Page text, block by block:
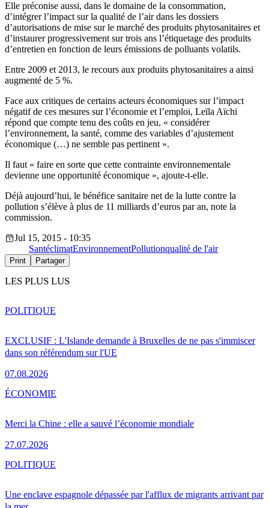
Elle préconise aussi, dans le domaine de la consommation,
d’intégrer l’impact sur la qualité de l’air dans les dossiers
d’autorisations de mise sur le marché des produits phytosanitaires et
d’instaurer progressivement sur trois ans l’étiquetage des produits
d’entretien en fonction de leurs émissions de polluants volatils.
Entre 2009 et 2013, le recours aux produits phytosanitaires a ainsi
augmenté de 5 %.
Face aux critiques de certains acteurs économiques sur l’impact
négatif de ces mesures sur l’économie et l’emploi, Leïla Aïchi
répond que compte tenu des coûts en jeu, « considérer
l’environnement, la santé, comme des variables d’ajustement
économique (…) ne semble pas pertinent ».
Il faut « faire en sorte que cette contrainte environnementale
devienne une opportunité économique », ajoute-t-elle.
Déjà aujourd’hui, le bénéfice sanitaire net de la lutte contre la
pollution s’élève à plus de 11 milliards d’euros par an, note la
commission.
Jul 15, 2015 - 10:35
SantéclimatEnvironnementPollutionqualité de l'air
Print Partager
LES PLUS LUS
EXCLUSIF : L'Islande demande à Bruxelles de ne pas s'immiscer
dans son référendum sur l'UE
07.08.2026
POLITIQUE
Merci la Chine : elle a sauvé l’économie mondiale
27.07.2026
ÉCONOMIE
Une enclave espagnole dépassée par l'afflux de migrants arrivant par
POLITIQUE